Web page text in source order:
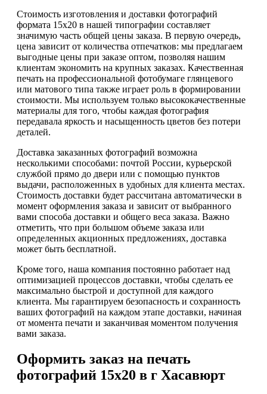
Стоимость изготовления и доставки фотографий
формата 15х20 в нашей типографии составляет
значимую часть общей цены заказа. В первую очередь,
цена зависит от количества отпечатков: мы предлагаем
выгодные цены при заказе оптом, позволяя нашим
клиентам экономить на крупных заказах. Качественная
печать на профессиональной фотобумаге глянцевого
или матового типа также играет роль в формировании
стоимости. Мы используем только высококачественные
материалы для того, чтобы каждая фотография
передавала яркость и насыщенность цветов без потери
деталей.
Доставка заказанных фотографий возможна
несколькими способами: почтой России, курьерской
службой прямо до двери или с помощью пунктов
выдачи, расположенных в удобных для клиента местах.
Стоимость доставки будет рассчитана автоматически в
момент оформления заказа и зависит от выбранного
вами способа доставки и общего веса заказа. Важно
отметить, что при большом объеме заказа или
определенных акционных предложениях, доставка
может быть бесплатной.
Кроме того, наша компания постоянно работает над
оптимизацией процессов доставки, чтобы сделать ее
максимально быстрой и доступной для каждого
клиента. Мы гарантируем безопасность и сохранность
ваших фотографий на каждом этапе доставки, начиная
от момента печати и заканчивая моментом получения
вами заказа.
Оформить заказ на печать
фотографий 15х20 в г Хасавюрт